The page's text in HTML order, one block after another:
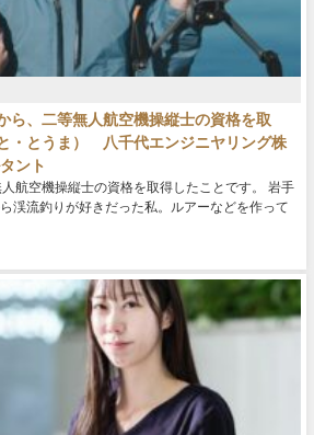
ら、二等無人航空機操縦士の資格を取
・とうま） 八千代エンジニヤリング株
ント
航空機操縦士の資格を取得したことです。 岩手
渓流釣りが好きだった私。ルアーなどを作って